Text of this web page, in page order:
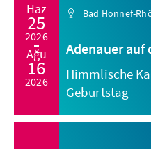
Haz
25
2026
Ağu
16
2026
Bad Honnef-
Adenauer auf
Himmlische
Geburtstag